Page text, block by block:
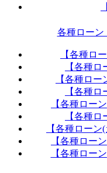
各種ローン
【各種ロ
【各種
【各種ロ
【各種
【各種ロー
【各種
【各種ロー
【各種ロー
【各種ロー